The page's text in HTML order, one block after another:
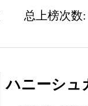
总上榜次数
ハニーシュ